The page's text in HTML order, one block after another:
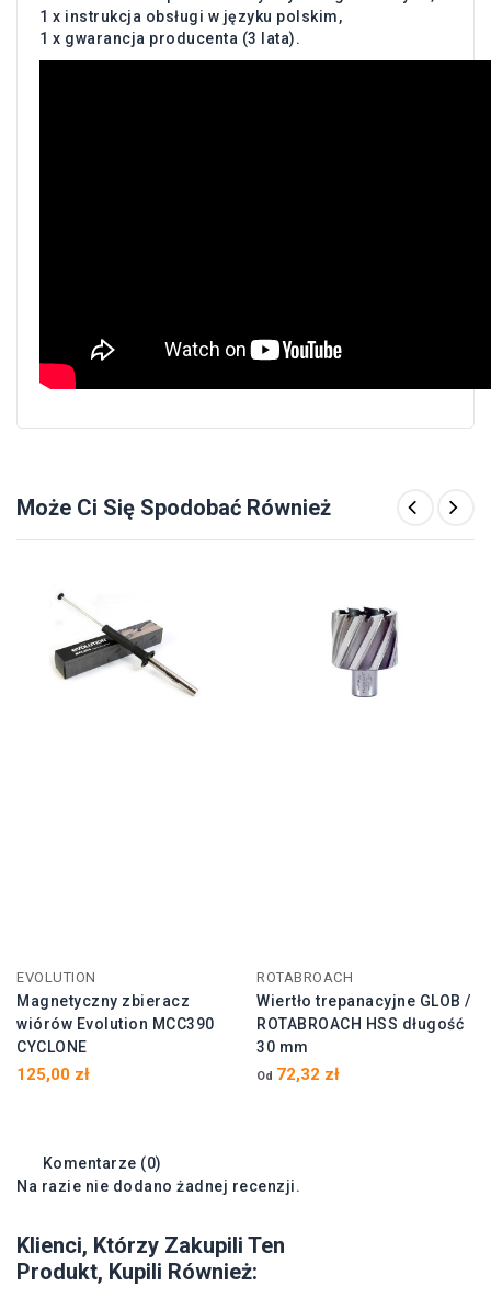
1 x instrukcja obsługi w języku polskim,
1 x gwarancja producenta (3 lata).
Może Ci Się Spodobać Również
EVOLUTION
Magnetyczny zbieracz
wiórów Evolution MCC390
CYCLONE
125,00 zł
ROTABROACH
Wiertło trepanacyjne GLOB /
ROTABROACH HSS długość
30 mm
Od 72,32 zł
Komentarze (0)
Na razie nie dodano żadnej recenzji.
Klienci, Którzy Zakupili Ten
Produkt, Kupili Również: